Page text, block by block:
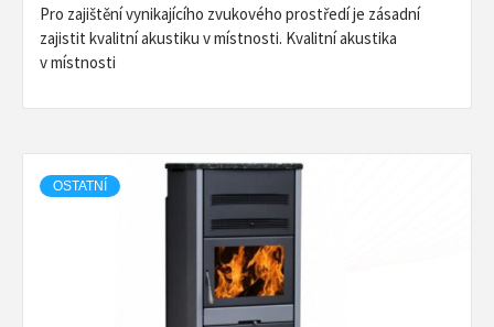
Pro zajištění vynikajícího zvukového prostředí je zásadní
zajistit kvalitní akustiku v místnosti. Kvalitní akustika
v místnosti
OSTATNÍ